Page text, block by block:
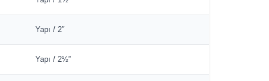
Yapı / 2″
Yapı / 2½”